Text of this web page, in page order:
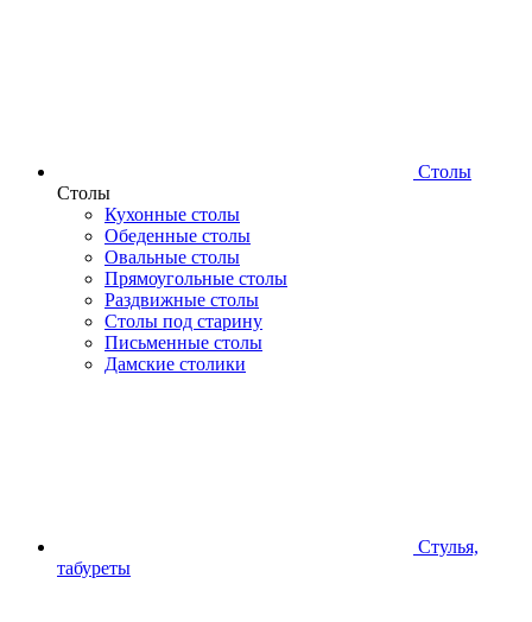
Столы
Столы
Кухонные столы
Обеденные столы
Овальные столы
Прямоугольные столы
Раздвижные столы
Столы под старину
Письменные столы
Дамские столики
Стулья,
табуреты